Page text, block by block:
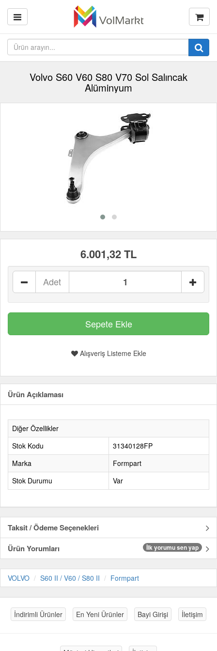
Volvo S60 V60 S80 V70 Sol Salıncak
Alüminyum
6.001,32 TL
Adet
Alışveriş Listeme Ekle
Ürün Açıklaması
Diğer Özellikler
Stok Kodu
31340128FP
Marka
Formpart
Stok Durumu
Var
Taksit / Ödeme Seçenekleri
Ürün Yorumları
İlk yorumu sen yap
VOLVO S60 II / V60 / S80 II Formpart
İndirimli Ürünler En Yeni Ürünler Bayi Girişi İletişim